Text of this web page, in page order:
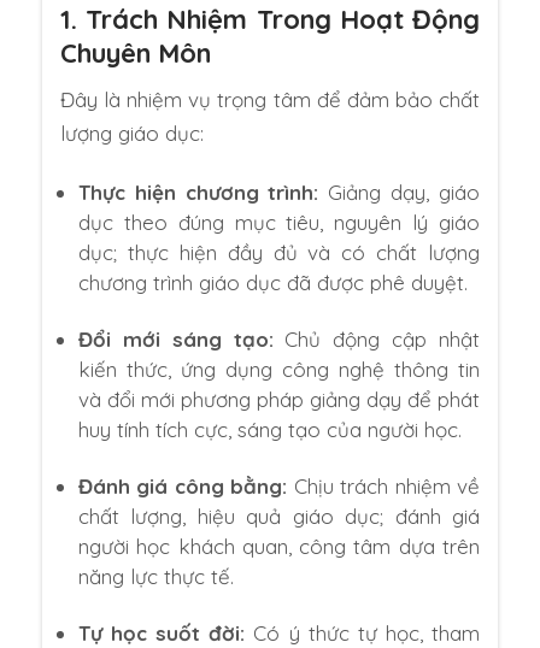
1. Trách Nhiệm Trong Hoạt Động
Chuyên Môn
Đây là nhiệm vụ trọng tâm để đảm bảo chất
lượng giáo dục:
Thực hiện chương trình: Giảng dạy,
giáo
dục theo đúng mục tiêu,
nguyên lý giáo
dục; thực hiện đầy đủ và có chất lượng
chương trình giáo dục đã được phê duyệt.
Đổi mới sáng tạo: Chủ động cập nhật
kiến thức, ứng dụng công nghệ thông tin
và đổi mới phương pháp giảng dạy để phát
huy tính tích cực, sáng tạo của người học.
Đánh giá công bằng: Chịu trách nhiệm về
chất lượng,
hiệu quả giáo dục; đánh giá
người học khách quan, công tâm dựa trên
năng lực thực tế.
Tự học suốt đời: Có ý thức tự học, tham